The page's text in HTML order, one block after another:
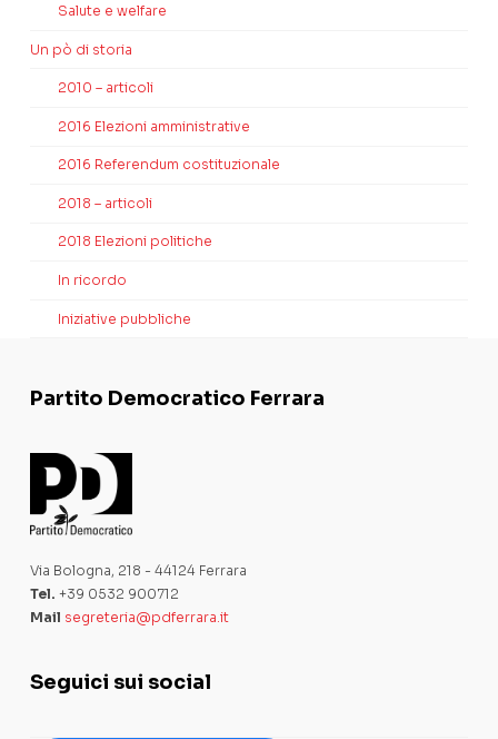
Salute e welfare
Un pò di storia
2010 – articoli
2016 Elezioni amministrative
2016 Referendum costituzionale
2018 – articoli
2018 Elezioni politiche
In ricordo
Iniziative pubbliche
Partito Democratico Ferrara
Via Bologna, 218 - 44124 Ferrara
Tel. +39 0532 900712
Mail segreteria@pdferrara.it
Seguici sui social